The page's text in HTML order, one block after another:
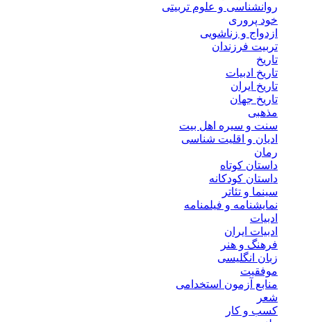
روانشناسی و علوم تربیتی
خود پروری
ازدواج و زناشویی
تربیت فرزندان
تاریخ
تاریخ ادبیات
تاریخ ایران
تاریخ جهان
مذهبی
سنت و سیره اهل بیت
ادیان و اقلیت شناسی
رمان
داستان کوتاه
داستان کودکانه
سینما و تئاتر
نمایشنامه و فیلمنامه
ادبیات
ادبیات ایران
فرهنگ و هنر
زبان انگلیسی
موفقیت
منابع آزمون استخدامی
شعر
کسب و کار